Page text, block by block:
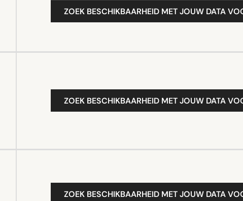
ZOEK BESCHIKBAARHEID MET JOUW DATA
ZOEK BESCHIKBAARHEID MET JOUW DATA
ZOEK BESCHIKBAARHEID MET JOUW DATA